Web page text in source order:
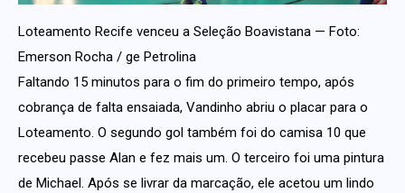
Loteamento Recife venceu a Seleção Boavistana — Foto:
Emerson Rocha / ge Petrolina
Faltando 15 minutos para o fim do primeiro tempo, após
cobrança de falta ensaiada, Vandinho abriu o placar para o
Loteamento. O segundo gol também foi do camisa 10 que
recebeu passe Alan e fez mais um. O terceiro foi uma pintura
de Michael. Após se livrar da marcação, ele acetou um lindo